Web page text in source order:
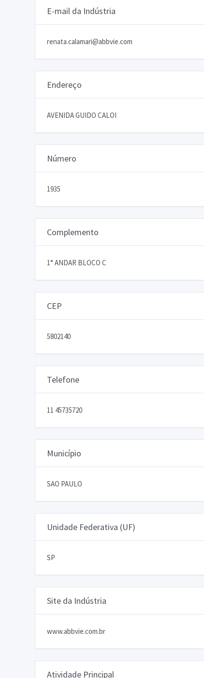
E-mail da Indústria
renata.calamari@abbvie.com
Endereço
AVENIDA GUIDO CALOI
Número
1935
Complemento
1° ANDAR BLOCO C
CEP
5802140
Telefone
11 45735720
Município
SAO PAULO
Unidade Federativa (UF)
SP
Site da Indústria
www.abbvie.com.br
Atividade Principal